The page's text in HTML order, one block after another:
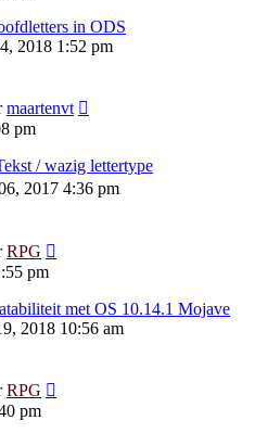
in ODS
2018 1:52 pm
maartenvt
pm
/ wazig lettertype
2017 4:36 pm
RPG
pm
met OS 10.14.1 Mojave
2018 10:56 am
RPG
pm